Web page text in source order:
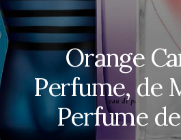
Orange
Perfume, de
Perfume